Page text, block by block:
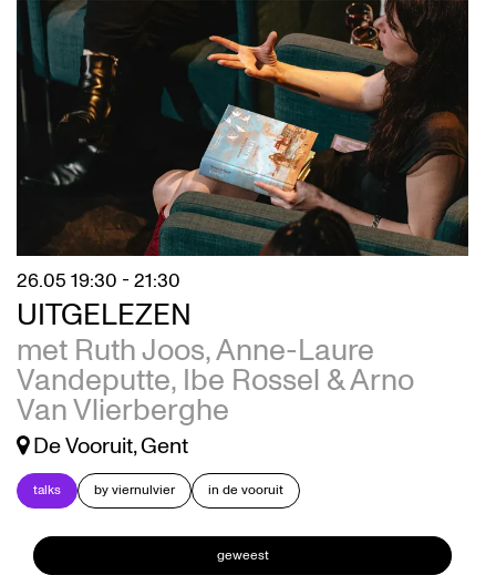
UITGELEZEN
met Ruth Joos, Anne-Laure
Vandeputte, Ibe Rossel & Arno
Van Vlierberghe
26.05 19:30 - 21:30
De Vooruit, Gent
talks by viernulvier in de vooruit
geweest